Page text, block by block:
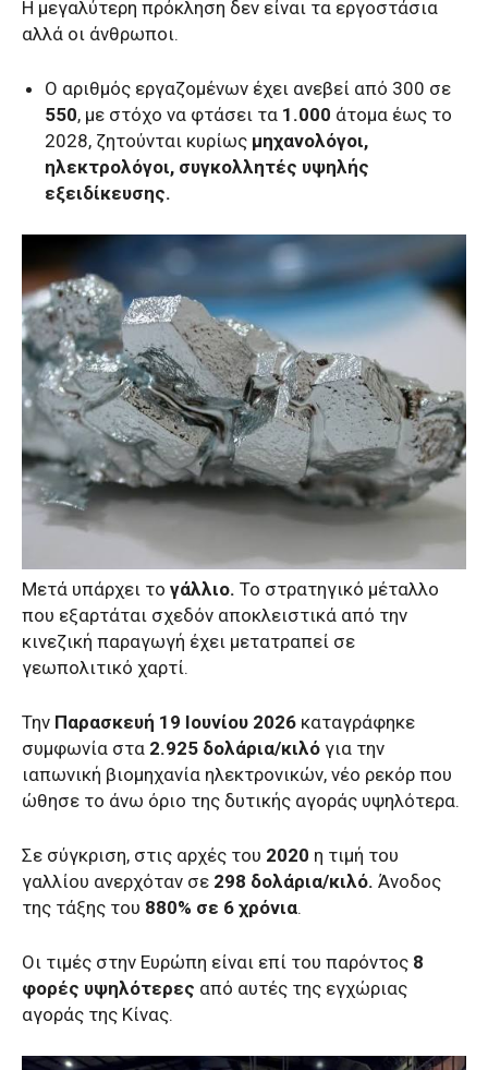
Η μεγαλύτερη πρόκληση δεν είναι τα εργοστάσια
αλλά οι άνθρωποι.
Ο αριθμός εργαζομένων έχει ανεβεί από 300 σε
550, με στόχο να φτάσει τα 1.000 άτομα έως το
2028, ζητούνται κυρίως μηχανολόγοι,
ηλεκτρολόγοι, συγκολλητές υψηλής
εξειδίκευσης.
Μετά υπάρχει το γάλλιο. Το στρατηγικό μέταλλο
που εξαρτάται σχεδόν αποκλειστικά από την
κινεζική παραγωγή έχει μετατραπεί σε
γεωπολιτικό χαρτί.
Την Παρασκευή 19 Ιουνίου 2026 καταγράφηκε
συμφωνία στα 2.925 δολάρια/κιλό για την
ιαπωνική βιομηχανία ηλεκτρονικών, νέο ρεκόρ που
ώθησε το άνω όριο της δυτικής αγοράς υψηλότερα.
Σε σύγκριση, στις αρχές του 2020 η τιμή του
γαλλίου ανερχόταν σε 298 δολάρια/κιλό. Άνοδος
της τάξης του 880% σε 6 χρόνια.
Οι τιμές στην Ευρώπη είναι επί του παρόντος 8
φορές υψηλότερες από αυτές της εγχώριας
αγοράς της Κίνας.